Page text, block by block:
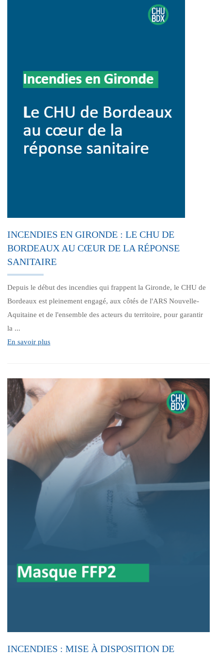
INCENDIES EN GIRONDE : LE CHU DE
BORDEAUX AU CŒUR DE LA RÉPONSE
SANITAIRE
Depuis le début des incendies qui frappent la Gironde, le CHU de
Bordeaux est pleinement engagé, aux côtés de l'ARS Nouvelle-
Aquitaine et de l'ensemble des acteurs du territoire, pour garantir
la ...
En savoir plus
INCENDIES : MISE À DISPOSITION DE